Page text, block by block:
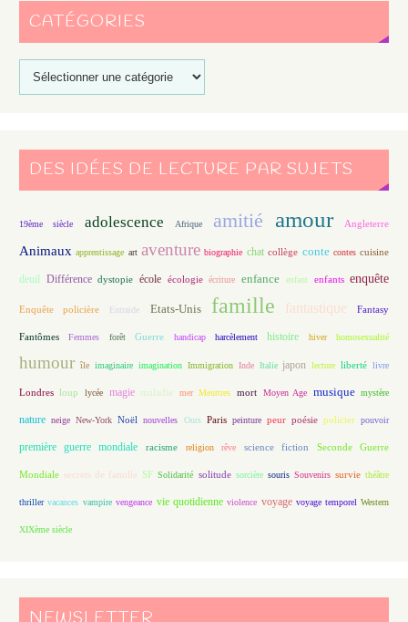
CATÉGORIES
DES IDÉES DE LECTURE PAR SUJETS
19ème siècle adolescence Afrique amitié amour Angleterre
Animaux apprentissage art aventure biographie chat collège conte contes cuisine
deuil Différence dystopie école écologie écriture enfance enfant enfants enquête
Enquête policière Entraide Etats-Unis famille fantastique Fantasy
Fantômes Femmes forêt Guerre handicap harcèlement histoire hiver homosexualité
humour île imaginaire imagination Immigration Inde Italie japon lecture liberté livre
Londres loup lycée magie maladie mer Meurtres mort Moyen Age musique mystère
nature neige New-York Noël nouvelles Ours Paris peinture peur poésie policier pouvoir
première guerre mondiale racisme religion rêve science fiction Seconde Guerre
Mondiale secrets de famille SF Solidarité solitude sorcière souris Souvenirs survie théâtre
thriller vacances vampire vengeance vie quotidienne violence voyage voyage temporel Western
XIXème siècle